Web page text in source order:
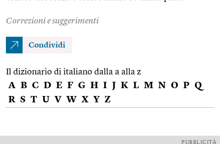
Correzioni e suggerimenti
Condividi
Il dizionario di italiano dalla a alla z
A B C D E F G H I J K L M N O P Q
R S T U V W X Y Z
PUBBLICITÀ